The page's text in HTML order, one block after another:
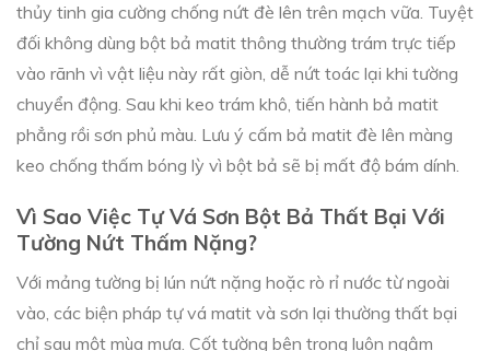
thủy tinh gia cường chống nứt đè lên trên mạch vữa. Tuyệt
đối không dùng bột bả matit thông thường trám trực tiếp
vào rãnh vì vật liệu này rất giòn, dễ nứt toác lại khi tường
chuyển động. Sau khi keo trám khô, tiến hành bả matit
phẳng rồi sơn phủ màu. Lưu ý cấm bả matit đè lên màng
keo chống thấm bóng lỳ vì bột bả sẽ bị mất độ bám dính.
Vì Sao Việc Tự Vá Sơn Bột Bả Thất Bại Với
Tường Nứt Thấm Nặng?
Với mảng tường bị lún nứt nặng hoặc rò rỉ nước từ ngoài
vào, các biện pháp tự vá matit và sơn lại thường thất bại
chỉ sau một mùa mưa. Cốt tường bên trong luôn ngậm